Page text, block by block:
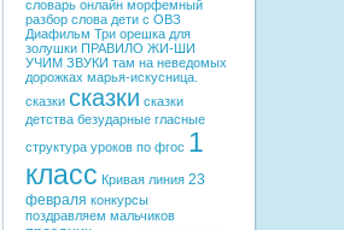
словарь онлайн морфемный
разбор слова дети с ОВЗ
Диафильм Три орешка для
золушки ПРАВИЛО ЖИ-ШИ
УЧИМ ЗВУКИ там на неведомых
дорожках марья-искусница.
сказки сказки сказки
детства безударные гласные
структура уроков по фгос 1
класс Кривая линия 23
февраля конкурсы
поздравляем мальчиков